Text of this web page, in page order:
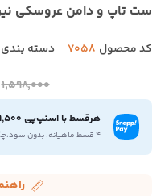
ست تاپ و دامن عروسکی
کد محصول 7058 دسته بندی
۱٬۵۹۸٬۰۰۰
هرقسط با اسنپ‌پی 249,500 تومان
۴ قسط ماهیانه. بدون سود،چک و ضامن.